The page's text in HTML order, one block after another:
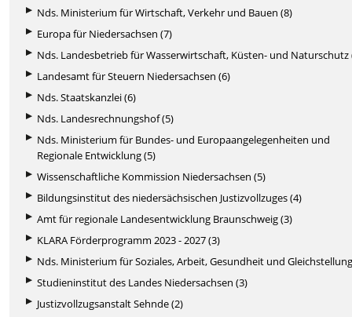
Nds. Ministerium für Wirtschaft, Verkehr und Bauen (8)
Europa für Niedersachsen (7)
Nds. Landesbetrieb für Wasserwirtschaft, Küsten- und Naturschutz
Landesamt für Steuern Niedersachsen (6)
Nds. Staatskanzlei (6)
Nds. Landesrechnungshof (5)
Nds. Ministerium für Bundes- und Europaangelegenheiten und
Regionale Entwicklung (5)
Wissenschaftliche Kommission Niedersachsen (5)
Bildungsinstitut des niedersächsischen Justizvollzuges (4)
Amt für regionale Landesentwicklung Braunschweig (3)
KLARA Förderprogramm 2023 - 2027 (3)
Nds. Ministerium für Soziales, Arbeit, Gesundheit und
Studieninstitut des Landes Niedersachsen (3)
Justizvollzugsanstalt Sehnde (2)